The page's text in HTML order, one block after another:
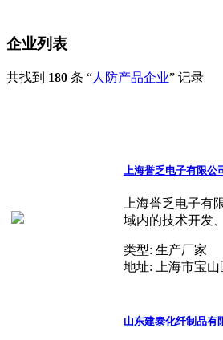
企业列表
共找到 180 条 “人防产品企业” 记录
上海誉乏电子有限公
上海誉乏电子有
域内的技术开发
类型: 生产厂家
地址: 上海市宝山
山东建泰化纤制品有